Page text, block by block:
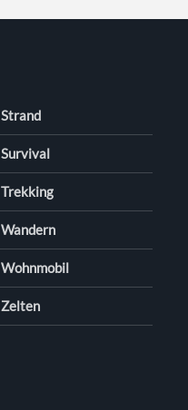
Strand
Survival
Trekking
Wandern
Wohnmobil
Zelten